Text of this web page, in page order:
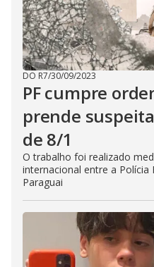
DO R7/30/09/2023
PF cumpre
prende
de 8/1
O trabalho foi realizado
internacional entre a Polícia
Paraguai